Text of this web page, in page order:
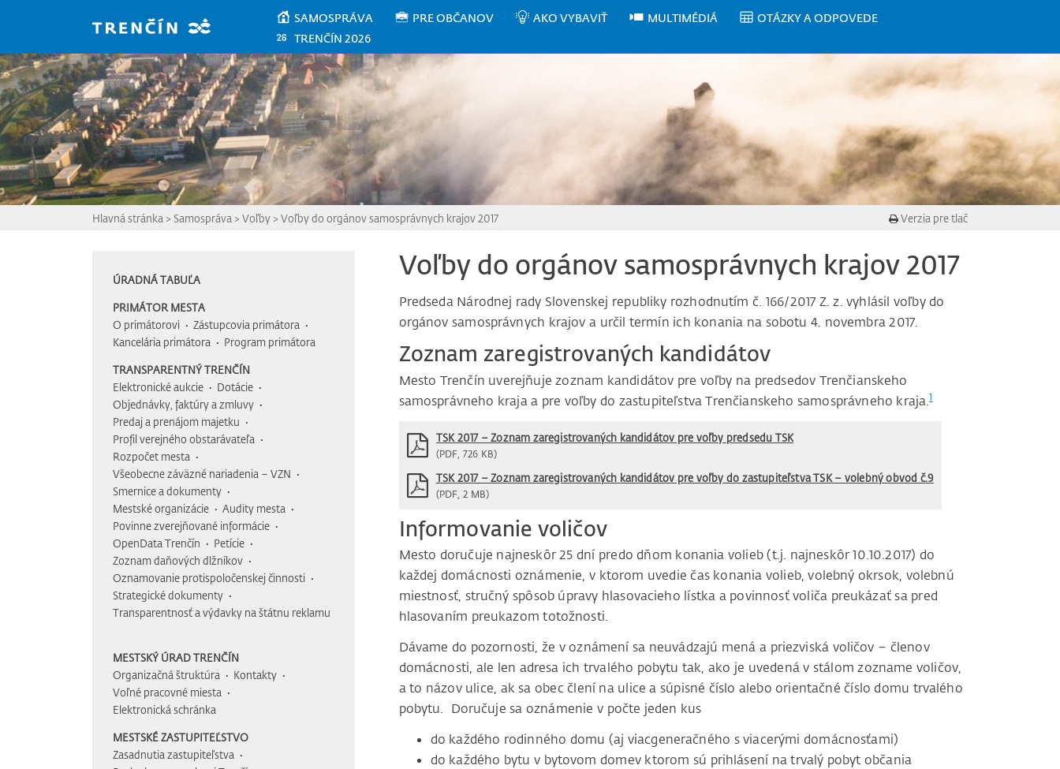
SAMOSPRÁVA PRE OBČANOV AKO VYBAVIŤ MULTIMÉDIÁ
OTÁZKY A ODPOVEDE
TRENČÍN 2026
Hlavná stránka > Samospráva > Voľby> Voľby do orgánov samosprávnych krajov 2017 Verzia pre tlač
ÚRADNÁ TABUĽA
PRIMÁTOR MESTA
O primátorovi
Zástupcovia primátora
Kancelária primátora
Program primátora
TRANSPARENTNÝ TRENČÍN
Elektronické aukcie
Dotácie
Objednávky, faktúry a zmluvy
Predaj a prenájom majetku
Profil verejného obstarávateľa
Rozpočet mesta
Všeobecne záväzné nariadenia – VZN
Smernice a dokumenty
Mestské organizácie
Audity mesta
Povinne zverejňované informácie
OpenData Trenčín
Petície
Zoznam daňových dlžníkov
Oznamovanie protispoločenskej činnosti
Strategické dokumenty
Transparentnosť a výdavky na štátnu reklamu
MESTSKÝ ÚRAD TRENČÍN
Organizačná štruktúra
Kontakty
Voľné pracovné miesta
Elektronická schránka
MESTSKÉ ZASTUPITEĽSTVO
Zasadnutia zastupiteľstva
Voľby do orgánov samosprávnych krajov 2017
Predseda Národnej rady Slovenskej republiky rozhodnutím č. 166/2017 Z. z. vyhlásil voľby do
orgánov samosprávnych krajov a určil termín ich konania na sobotu 4. novembra 2017.
Zoznam zaregistrovaných kandidátov
Mesto Trenčín uverejňuje zoznam kandidátov pre voľby na predsedov Trenčianskeho
samosprávneho kraja a pre voľby do zastupiteľstva Trenčianskeho samosprávneho kraja.1
TSK 2017 – Zoznam zaregistrovaných kandidátov pre voľby predsedu TSK
(PDF, 726 KB)
TSK 2017 – Zoznam zaregistrovaných kandidátov pre voľby do zastupiteľstva TSK – volebný obvod č.9
(PDF, 2 MB)
Informovanie voličov
Mesto doručuje najneskôr 25 dní predo dňom konania volieb (t.j. najneskôr 10.10.2017) do
každej domácnosti oznámenie, v ktorom uvedie čas konania volieb, volebný okrsok, volebnú
miestnosť, stručný spôsob úpravy hlasovacieho lístka a povinnosť voliča preukázať sa pred
hlasovaním preukazom totožnosti.
Dávame do pozornosti, že v oznámení sa neuvádzajú mená a priezviská voličov – členov
domácnosti, ale len adresa ich trvalého pobytu tak, ako je uvedená v stálom zozname voličov,
a to názov ulice, ak sa obec člení na ulice a súpisné číslo alebo orientačné číslo domu trvalého
pobytu. Doručuje sa oznámenie v počte jeden kus
do každého rodinného domu (aj viacgeneračného s viacerými domácnosťami)
do každého bytu v bytovom domev ktorom sú prihlásení na trvalý pobyt občania